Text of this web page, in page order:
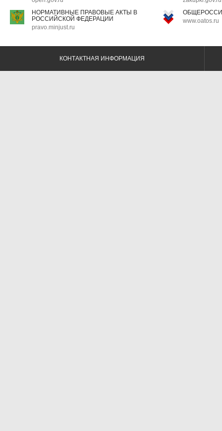
НОРМАТИВНЫЕ ПРАВОВЫЕ АКТЫ В
РОССИЙСКОЙ ФЕДЕРАЦИИ
pravo.minjust.ru
www.oatos.ru
КОНТАКТНАЯ ИНФОРМАЦИЯ